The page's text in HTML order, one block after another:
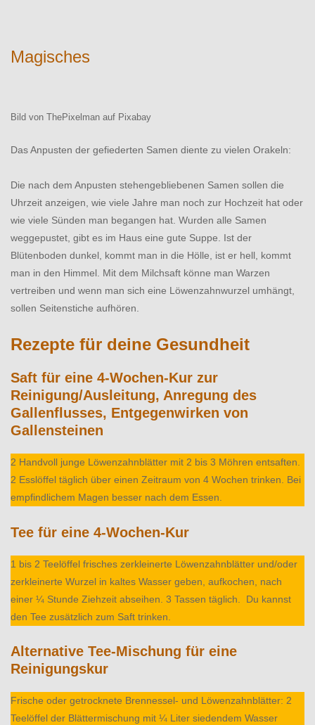
Magisches
Bild von ThePixelman auf Pixabay
Das Anpusten der gefiederten Samen diente zu vielen Orakeln:
Die nach dem Anpusten stehengebliebenen Samen sollen die
Uhrzeit anzeigen, wie viele Jahre man noch zur Hochzeit hat oder
wie viele Sünden man begangen hat. Wurden alle Samen
weggepustet, gibt es im Haus eine gute Suppe. Ist der
Blütenboden dunkel, kommt man in die Hölle, ist er hell, kommt
man in den Himmel. Mit dem Milchsaft könne man Warzen
vertreiben und wenn man sich eine Löwenzahnwurzel umhängt,
sollen Seitenstiche aufhören.
Rezepte für deine Gesundheit
Saft für eine 4-Wochen-Kur zur
Reinigung/Ausleitung, Anregung des
Gallenflusses, Entgegenwirken von
Gallensteinen
2 Handvoll junge Löwenzahnblätter mit 2 bis 3 Möhren entsaften.
2 Esslöffel täglich über einen Zeitraum von 4 Wochen trinken. Bei
empfindlichem Magen besser nach dem Essen.
Tee für eine 4-Wochen-Kur
1 bis 2 Teelöffel frisches zerkleinerte Löwenzahnblätter und/oder
zerkleinerte Wurzel in kaltes Wasser geben, aufkochen, nach
einer ¼ Stunde Ziehzeit abseihen. 3 Tassen täglich. Du kannst
den Tee zusätzlich zum Saft trinken.
Alternative Tee-Mischung für eine
Reinigungskur
Frische oder getrocknete Brennessel- und Löwenzahnblätter: 2
Teelöffel der Blättermischung mit ¼ Liter siedendem Wasser